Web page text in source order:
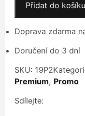
Breaker
(pr.)
množství
Přidat do košíku
Doprava zdarma
Doručení do 3 dní
SKU: 19P2
Premium, Promo
Sdílejte: